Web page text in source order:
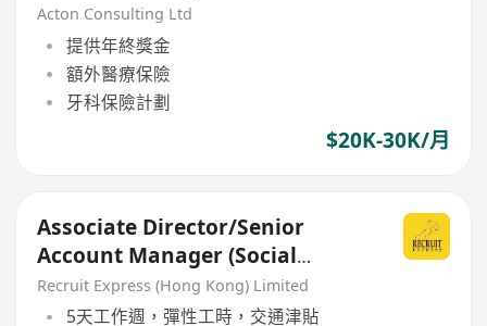
Acton Consulting Ltd
提供年終獎金
額外醫療保險
牙科保險計劃
$20K-30K/月
Associate Director/Senior
Account Manager (Social
Media/Account Servicing)
Recruit Express (Hong Kong) Limited
5天工作週，彈性工時，交通津貼